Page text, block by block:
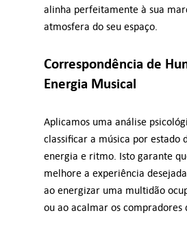
alinha perfeitamente à sua
atmosfera do seu espaço.
Correspondência de
Energia Musical
Aplicamos uma análise
classificar a música por estado
energia e ritmo. Isto garante
melhore a experiência
ao energizar uma multidão
ou ao acalmar os compradores